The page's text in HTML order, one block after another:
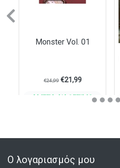
Monster Vol. 01
€24,99 €21,99
ΆΜΕΣΑ ΔΙΑΘΈΣΙΜΟ
Previous
Ο λογαριασμός μου